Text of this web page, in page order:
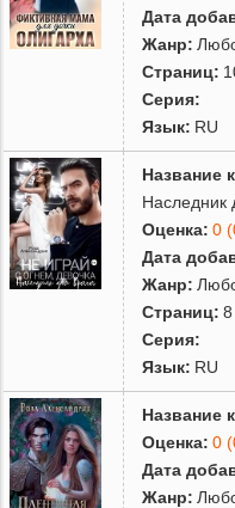
Дата
Жанр:
Страниц:
Серия:
Язык: RU
Название
Наследник
Оценка: 0
Дата
Жанр:
Страниц: 8
Серия:
Язык: RU
Название
Оценка: 0
Дата
Жанр: